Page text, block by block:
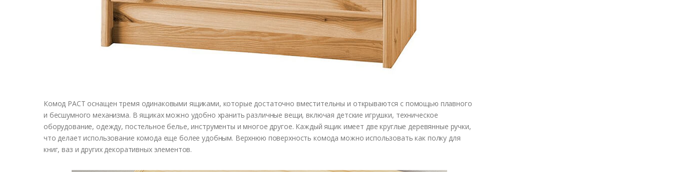
Комод РАСТ оснащен тремя одинаковыми ящиками, которые достаточно вместительны и открываются с помощью плавного
и бесшумного механизма. В ящиках можно удобно хранить различные вещи, включая детские игрушки, техническое
оборудование, одежду, постельное белье, инструменты и многое другое. Каждый ящик имеет две круглые деревянные ручки,
что делает использование комода еще более удобным. Верхнюю поверхность комода можно использовать как полку для
книг, ваз и других декоративных элементов.